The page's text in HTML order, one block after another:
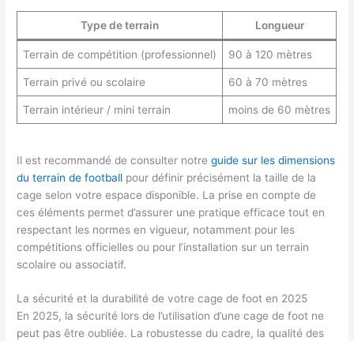
Type de terrain Longueur
Terrain de compétition (professionnel) 90 à 120 mètres
Terrain privé ou scolaire 60 à 70 mètres
Terrain intérieur / mini terrain moins de 60 mètres
Il est recommandé de consulter notreguide sur les dimensions
du terrain de football pour définir précisément la taille de la
cage selon votre espace disponible. La prise en compte de
ces éléments permet d’assurer une pratique efficace tout en
respectant les normes en vigueur, notamment pour les
compétitions officielles ou pour l’installation sur un terrain
scolaire ou associatif.
La sécurité et la durabilité de votre cage de foot en 2025
En 2025, la sécurité lors de l’utilisation d’une cage de foot ne
peut pas être oubliée. La robustesse du cadre, la qualité des